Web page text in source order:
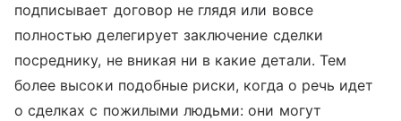
подписывает договор не глядя или вовсе
полностью делегирует заключение сделки
посреднику, не вникая ни в какие детали. Тем
более высоки подобные риски, когда о речь идет
о сделках с пожилыми людьми: они могут